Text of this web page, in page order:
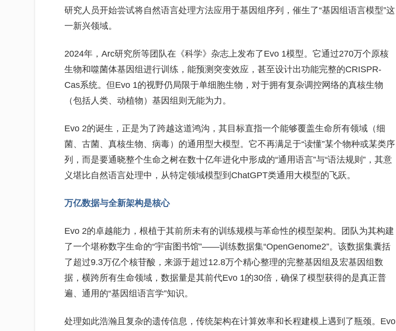
研究人员开始尝试将自然语言处理方法应用于基因组序列，催生了“基因组语言模型”这
一新兴领域。
2024年，Arc研究所等团队在《科学》杂志上发布了Evo 1模型。它通过270万个原核
生物和噬菌体基因组进行训练，能预测突变效应，甚至设计出功能完整的CRISPR-
Cas系统。但Evo 1的视野仍局限于单细胞生物，对于拥有复杂调控网络的真核生物
（包括人类、动植物）基因组则无能为力。
Evo 2的诞生，正是为了跨越这道鸿沟，其目标直指一个能够覆盖生命所有领域（细
菌、古菌、真核生物、病毒）的通用型大模型。它不再满足于“读懂”某个物种或某类序
列，而是要通晓整个生命之树在数十亿年进化中形成的“通用语言”与“语法规则”，其意
义堪比自然语言处理中，从特定领域模型到ChatGPT类通用大模型的飞跃。
万亿数据与全新架构是核心
Evo 2的卓越能力，根植于其前所未有的训练规模与革命性的模型架构。团队为其构建
了一个堪称数字生命的“宇宙图书馆”——训练数据集“OpenGenome2”。该数据集囊括
了超过9.3万亿个核苷酸，来源于超过12.8万个精心整理的完整基因组及宏基因组数
据，横跨所有生命领域，数据量是其前代Evo 1的30倍，确保了模型获得的是真正普
遍、通用的“基因组语言学”知识。
处理如此浩瀚且复杂的遗传信息，传统架构在计算效率和长程建模上遇到了瓶颈。Evo